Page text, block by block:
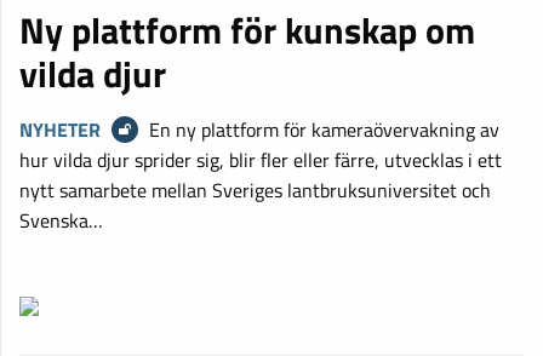
Ny plattform för kunskap om
vilda djur
NYHETER
En ny plattform för kameraövervakning av
hur vilda djur sprider sig, blir fler eller färre, utvecklas i ett
nytt samarbete mellan Sveriges lantbruksuniversitet och
Svenska…